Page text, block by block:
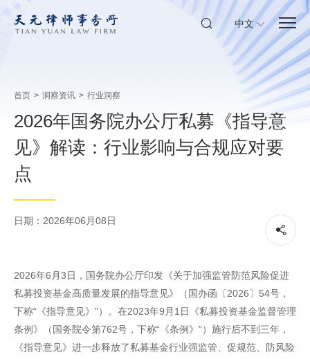
中文
首页 > 洞察资讯 > 行业洞察
2026年国务院办公厅私募《指导意
见》解读：行业影响与合规应对要
点
日期：2026年06月08日
2026年6月3日，国务院办公厅印发《关于加强监管防范风险促进
私募投资基金高质量发展的指导意见》（国办函〔2026〕54号，
下称“《指导意见》”）。在2023年9月1日《私募投资基金监督管理
条例》（国务院令第762号，下称“《条例》”）施行后不到三年，
《指导意见》进一步释放了私募基金行业强监管、促规范、防风险